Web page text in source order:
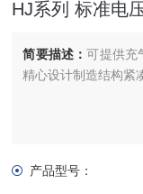
HJ系列 标准电
简要描述：可提供充
精心设计制造结构紧
产品型号：